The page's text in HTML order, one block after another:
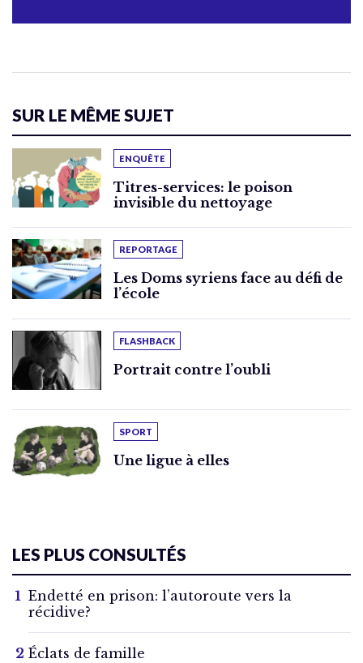
SUR LE MÊME SUJET
ENQUÊTE
Titres-services: le poison
invisible du nettoyage
REPORTAGE
Les Doms syriens face au défi de
l’école
FLASHBACK
Portrait contre l’oubli
SPORT
Une ligue à elles
LES PLUS CONSULTÉS
Endetté en prison: l’autoroute vers la
récidive?
Éclats de famille